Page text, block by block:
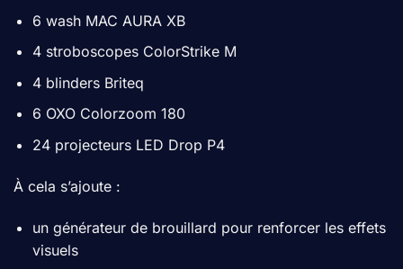
6 wash MAC AURA XB
4 stroboscopes ColorStrike M
4 blinders Briteq
6 OXO Colorzoom 180
24 projecteurs LED Drop P4
À cela s’ajoute :
un générateur de brouillard pour renforcer les effets
visuels